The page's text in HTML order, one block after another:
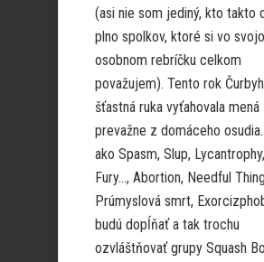
(asi nie som jediný, kto takto
plno spolkov, ktoré si vo
osobnom rebríčku celkom
považujem). Tento rok
šťastná ruka vyťahovala mená
prevažne z domáceho
ako Spasm, Slup,
Fury…, Abortion, Needful
Prúmyslová smrt,
budú dopĺňať a tak trochu
ozvláštňovať grupy Squash